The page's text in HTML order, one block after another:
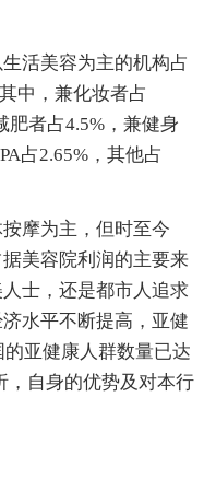
活美容为主的机构占
中，兼化妆者占
肥者占4.5%，兼健身
占2.65%，其他占
摩为主，但时至今
美容院利润的主要来
士，还是都市人追求
水平不断提高，亚健
亚健康人群数量已达
，自身的优势及对本行